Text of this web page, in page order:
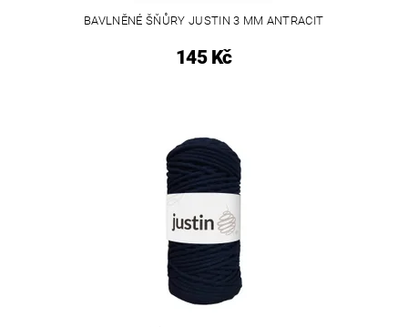
BAVLNĚNÉ ŠŇŮRY JUSTIN 3 MM ANTRACIT
145 Kč